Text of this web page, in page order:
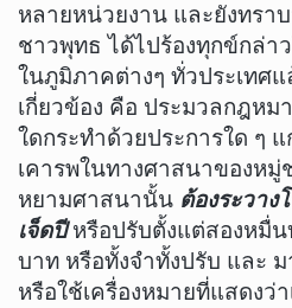
หลายหน่วยงาน และยังทร
ชาวพุทธ ได้ไปร้องทุกข์กล่า
ในภูมิภาคต่างๆ ทั่วประเทศ
เกี่ยวข้อง คือ ประมวลกฎห
ใดกระทำด้วยประการใด ๆ
เคารพในทางศาสนาของหมู่
หยามศาสนานั้น ต้องระวาง
เจ็ดปี หรือปรับตั้งแต่สองหมื่
บาท หรือทั้งจำทั้งปรับ และ
หรือใช้เครื่องหมายที่แสดงว่